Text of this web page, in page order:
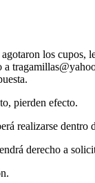
los
pierden efecto.
realizarse dentro
derecho a